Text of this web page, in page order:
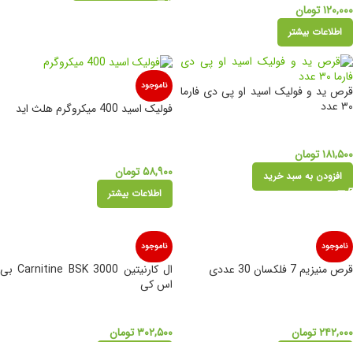
۱۲۰,۰۰۰تومان
اطلاعات بیشتر
قرص ید و فولیک اسید او پی دی فارما
۳۰ عدد
۱۸۱,۵۰۰تومان
افزودن به سبد خرید
ناموجود
فولیک اسید 400 میکروگرم هلث اید
۵۸,۹۰۰تومان
اطلاعات بیشتر
ناموجود
قرص منیزیم 7 فلکسان 30 عددی
۲۴۲,۰۰۰تومان
ناموجود
ال کارنیتین Carnitine BSK 3000 بی
اس کی
۳۰۲,۵۰۰تومان